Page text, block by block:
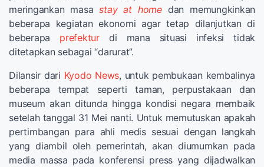
meringankan masastay at homedan memungkinkan
beberapa kegiatan ekonomi agar tetap dilanjutkan di
beberapa prefekturdi mana situasi infeksi tidak
ditetapkan sebagai “darurat”.
Dilansir dari Kyodo News, untuk pembukaan kembalinya
beberapa tempat seperti taman, perpustakaan dan
museum akan ditunda hingga kondisi negara membaik
setelah tanggal 31 Mei nanti. Untuk memutuskan apakah
pertimbangan para ahli medis sesuai dengan langkah
yang diambil oleh pemerintah, akan diumumkan pada
media massa pada konferensi press yang dijadwalkan